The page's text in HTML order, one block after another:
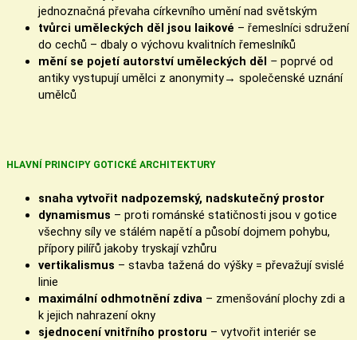
jednoznačná převaha církevního umění nad světským
tvůrci uměleckých děl jsou laikové – řemeslníci sdružení
do cechů – dbaly o výchovu kvalitních řemeslníků
mění se pojetí autorství uměleckých děl – poprvé od
antiky vystupují umělci z anonymity→ společenské uznání
umělců
HLAVNÍ PRINCIPY GOTICKÉ ARCHITEKTURY
snaha vytvořit nadpozemský, nadskutečný prostor
dynamismus – proti románské statičnosti jsou v gotice
všechny síly ve stálém napětí a působí dojmem pohybu,
přípory pilířů jakoby tryskají vzhůru
vertikalismus – stavba tažená do výšky = převažují svislé
linie
maximální odhmotnění zdiva – zmenšování plochy zdi a
k jejich nahrazení okny
sjednocení vnitřního prostoru – vytvořit interiér se